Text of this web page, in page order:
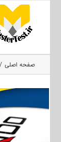
صفحه اصلی